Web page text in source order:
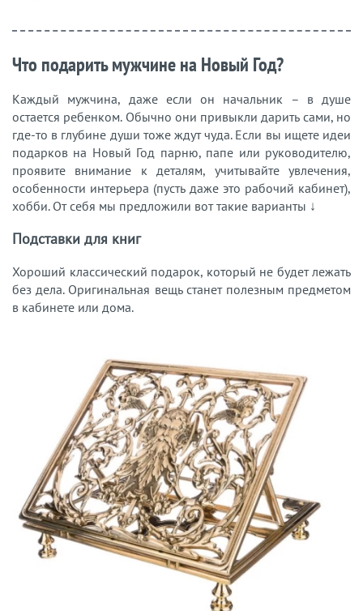
Что подарить мужчине на Новый Год?
Каждый мужчина, даже если он начальник – в душе
остается ребенком. Обычно они привыкли дарить сами, но
где-то в глубине души тоже ждут чуда. Если вы ищете идеи
подарков на Новый Год парню, папе или руководителю,
проявите внимание к деталям, учитывайте увлечения,
особенности интерьера (пусть даже это рабочий кабинет),
хобби. От себя мы предложили вот такие варианты ↓
Подставки для книг
Хороший классический подарок, который не будет лежать
без дела. Оригинальная вещь станет полезным предметом
в кабинете или дома.